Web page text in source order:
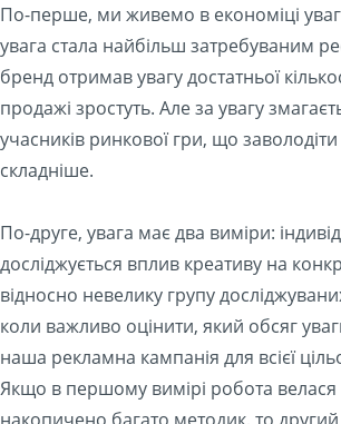
По-перше, ми живемо в економіці
увага стала найбільш затребуваним
бренд отримав увагу достатньої
продажі зростуть. Але за увагу
учасників ринкової гри, що
складніше.
По-друге, увага має два виміри:
досліджується вплив креативу на
відносно невелику групу
коли важливо оцінити, який обсяг
наша рекламна кампанія для всієї
Якщо в першому вимірі робота велася